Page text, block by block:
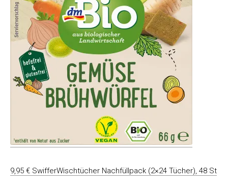
9,95 € SwifferWischtücher Nachfüllpack (2×24 Tücher), 48 St